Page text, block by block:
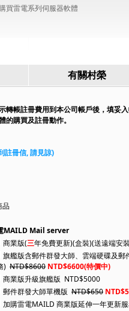
買雷電系列伺服器軟體
有關村榮
轉帳註冊費用到本公司帳戶後，填妥
的購買及註冊動作。
註冊信, 請見諒)
品
MAILD Mail server
商業版(三年免費更新)(盒裝)(送遠端安
旗艦版含郵件群發大師、雲端硬碟及
) NTD$8600 NTD$6600(特價中)
商業版升級旗艦版 NTD$5000
郵件群發大師單機版 NTD$650
加購雷電MAILD 商業版延伸一年更新